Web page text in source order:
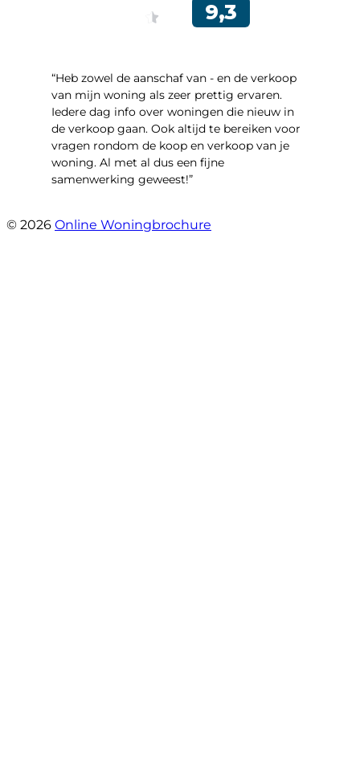
“Heb zowel de aanschaf van - en de verkoop
van mijn woning als zeer prettig ervaren.
Iedere dag info over woningen die nieuw in
de verkoop gaan. Ook altijd te bereiken voor
vragen rondom de koop en verkoop van je
woning. Al met al dus een fijne
samenwerking geweest!”
© 2026 Online Woningbrochure